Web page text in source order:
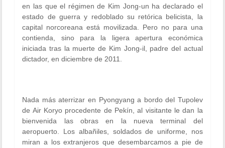
en las que el régimen de Kim Jong-un ha declarado el
estado de guerra y redoblado su retórica belicista, la
capital norcoreana está movilizada. Pero no para una
contienda, sino para la ligera apertura económica
iniciada tras la muerte de Kim Jong-il, padre del actual
dictador, en diciembre de 2011.
Nada más aterrizar en Pyongyang a bordo del Tupolev
de Air Koryo procedente de Pekín, al visitante le dan la
bienvenida las obras en la nueva terminal del
aeropuerto. Los albañiles, soldados de uniforme, nos
miran a los extranjeros que desembarcamos a pie de